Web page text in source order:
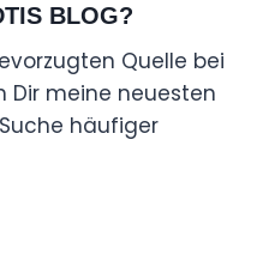
BLOG?
Quelle bei
Dir meine neuesten
häufiger